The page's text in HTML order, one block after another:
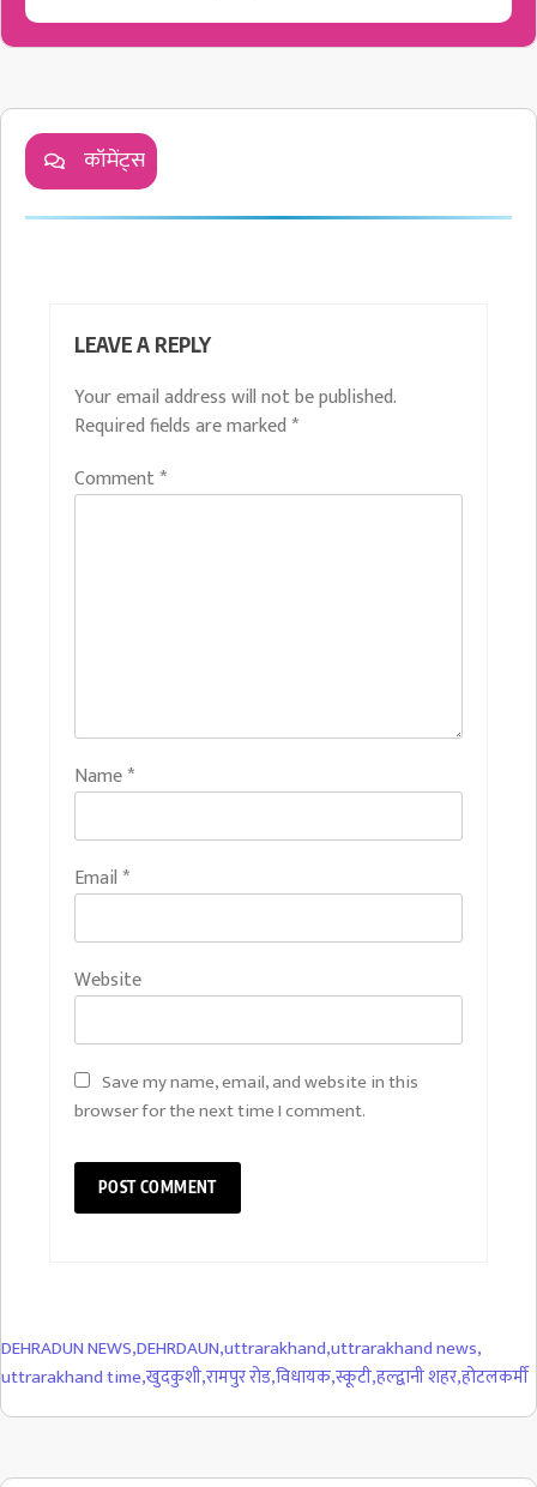
कॉमेंट्स
LEAVE A REPLY
Your email address will not be published.
Required fields are marked *
Comment*
Name*
Email *
Website
Save my name, email, and website in this
browser for the next time I comment.
DEHRADUN NEWS,DEHRDAUN,uttrarakhand,uttrarakhand news,
uttrarakhand time,खुदकुशी,रामपुर रोड,विधायक,स्कूटी,हल्द्वानी शहर,होटलकर्मी